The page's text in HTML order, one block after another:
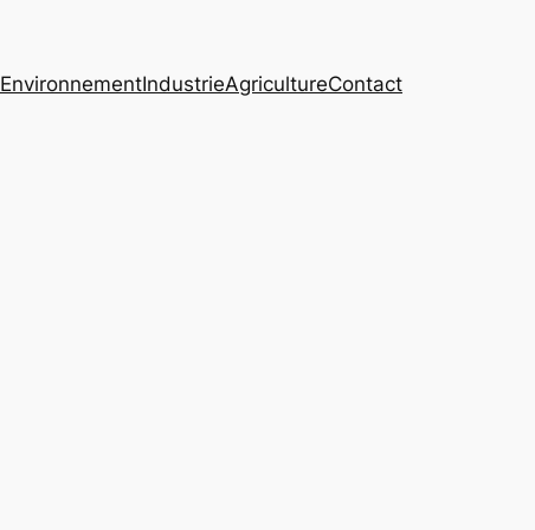
EnvironnementIndustrieAgricultureContact